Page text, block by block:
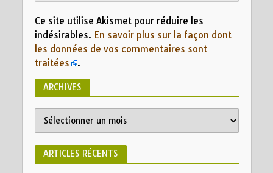
Ce site utilise Akismet pour réduire les
indésirables. En savoir plus sur la façon dont
les données de vos commentaires sont
traitées
.
ARCHIVES
ARTICLES RÉCENTS